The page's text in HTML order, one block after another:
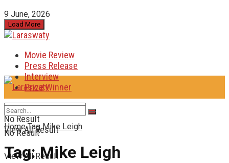
9 June, 2026
Load More
Movie Review
Press Release
Interview
Prize Winner
No Result
View All Result
No Result
View All Result
Home Tag Mike Leigh
Tag:Mike Leigh